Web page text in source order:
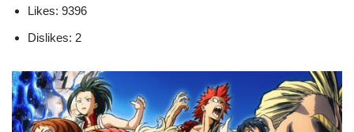
Likes: 9396
Dislikes: 2